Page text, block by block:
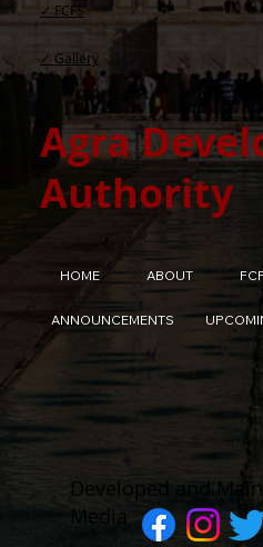
✓ FCFS
✓ Gallery
Agra
Authority
HOME ABOUT
ANNOUNCEMENTS
Developed and
Media